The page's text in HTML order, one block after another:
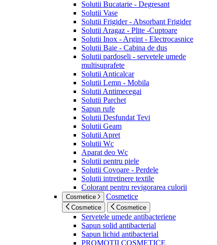
Solutii Bucatarie - Degresant
Solutii Vase
Solutii Frigider - Absorbant Frigider
Solutii Aragaz - Plite -Cuptoare
Solutii Inox - Argint - Electrocasnice
Solutii Baie - Cabina de dus
Solutii pardoseli - servetele umede
multisuprafete
Solutii Anticalcar
Solutii Lemn - Mobila
Solutii Antimecegai
Solutii Parchet
Sapun rufe
Solutii Desfundat Tevi
Solutii Geam
Solutii Apret
Solutii Wc
Aparat deo Wc
Solutii pentru piele
Solutii Covoare - Perdele
Solutii intretinere textile
Colorant pentru revigorarea culorii
Cosmetice Cosmetice
Cosmetice Cosmetice
Servetele umede antibacteriene
Sapun solid antibacterial
Sapun lichid antibacterial
PROMOTII COSMETICE